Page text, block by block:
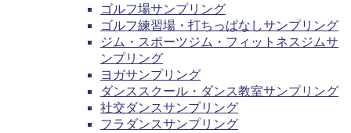
ゴルフ場サンプリング
ゴルフ練習場・打ちっぱなしサンプリング
ジム・スポーツジム・フィットネスジムサ
ンプリング
ヨガサンプリング
ダンススクール・ダンス教室サンプリング
社交ダンスサンプリング
フラダンスサンプリング